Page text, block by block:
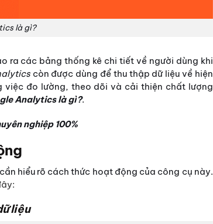
là gì?
ra các bảng thống kê chi tiết về người dùng khi
còn được dùng để thu thập dữ liệu về hiện
đo lường, theo dõi và cải thiện chất lượng
Analytics là gì?.
nghiệp 100%
hiểu rõ cách thức hoạt động của công cụ này.
liệu